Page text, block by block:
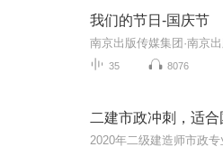
我们的节日-国庆节
35 8076
二建市政冲刺，适